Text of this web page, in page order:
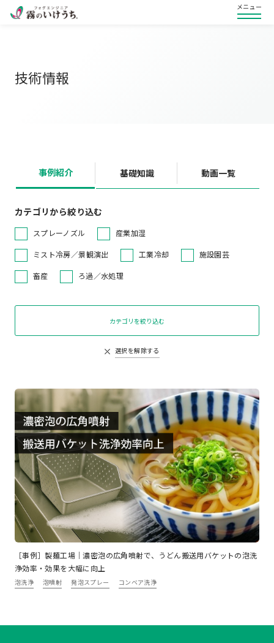
メニュー
技術情報
事例紹介 基礎知識 動画一覧
カテゴリから絞り込む
スプレーノズル 産業加湿
ミスト冷房／景観演出 工業冷却 施設園芸
畜産 ろ過／水処理
カテゴリを絞り込む
選択を解除する
［事例］製麺工場｜濃密泡の広角噴射で、うどん搬送用バケットの泡洗
浄効率・効果を大幅に向上
泡洗浄 泡噴射 発泡スプレー コンベア洗浄